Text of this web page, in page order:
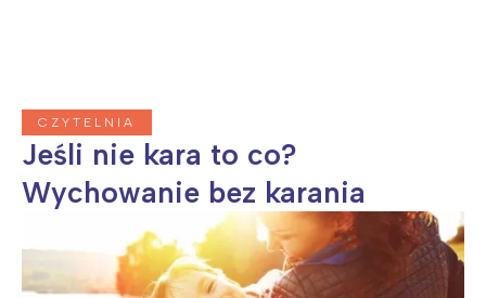
CZYTELNIA
Jeśli nie kara to co?
Wychowanie bez karania